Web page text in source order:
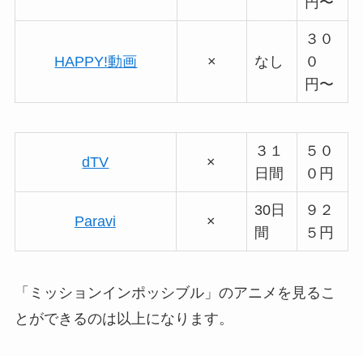
HAPPY!動画 × なし
３０
０
円〜
dTV ×
３１
日間
５０
０円
Paravi ×
30日
間
９２
５円
「ミッションインポッシブル」のアニメを見るこ
とができるのは以上になります。